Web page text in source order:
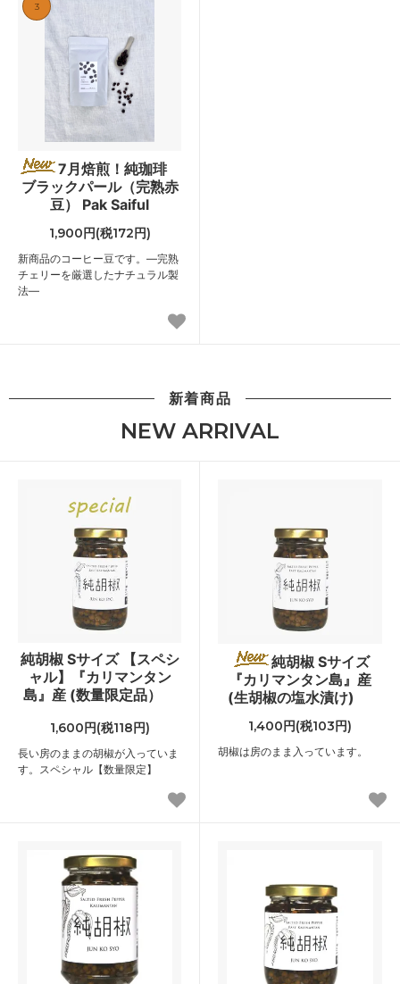
3
7月焙煎！純珈琲
ブラックパール（完熟赤
豆） Pak Saiful
1,900円(税172円)
新商品のコーヒー豆です。―完熟
チェリーを厳選したナチュラル製
法―
新着商品
NEW ARRIVAL
純胡椒 Sサイズ 【スペシ
ャル】『カリマンタン
島』産 (数量限定品）
1,600円(税118円)
長い房のままの胡椒が入っていま
す。スペシャル【数量限定】
純胡椒 Sサイズ
『カリマンタン島』産
(生胡椒の塩水漬け)
1,400円(税103円)
胡椒は房のまま入っています。